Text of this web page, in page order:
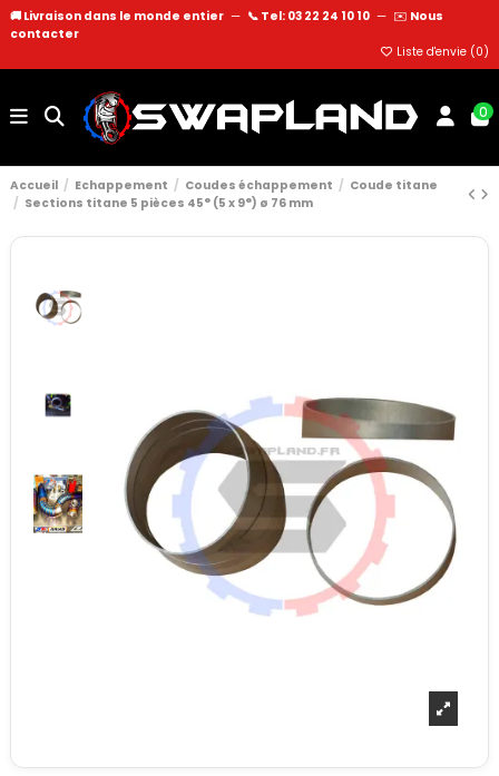
🚚 Livraison dans le monde entier — 📞 Tel: 03 22 24 10 10 — ✉️ Nous
contacter
Liste d'envie (0)
0
Accueil Echappement Coudes échappement
Coude titane
Sections titane 5 pièces 45° (5 x 9°) ø 76 mm